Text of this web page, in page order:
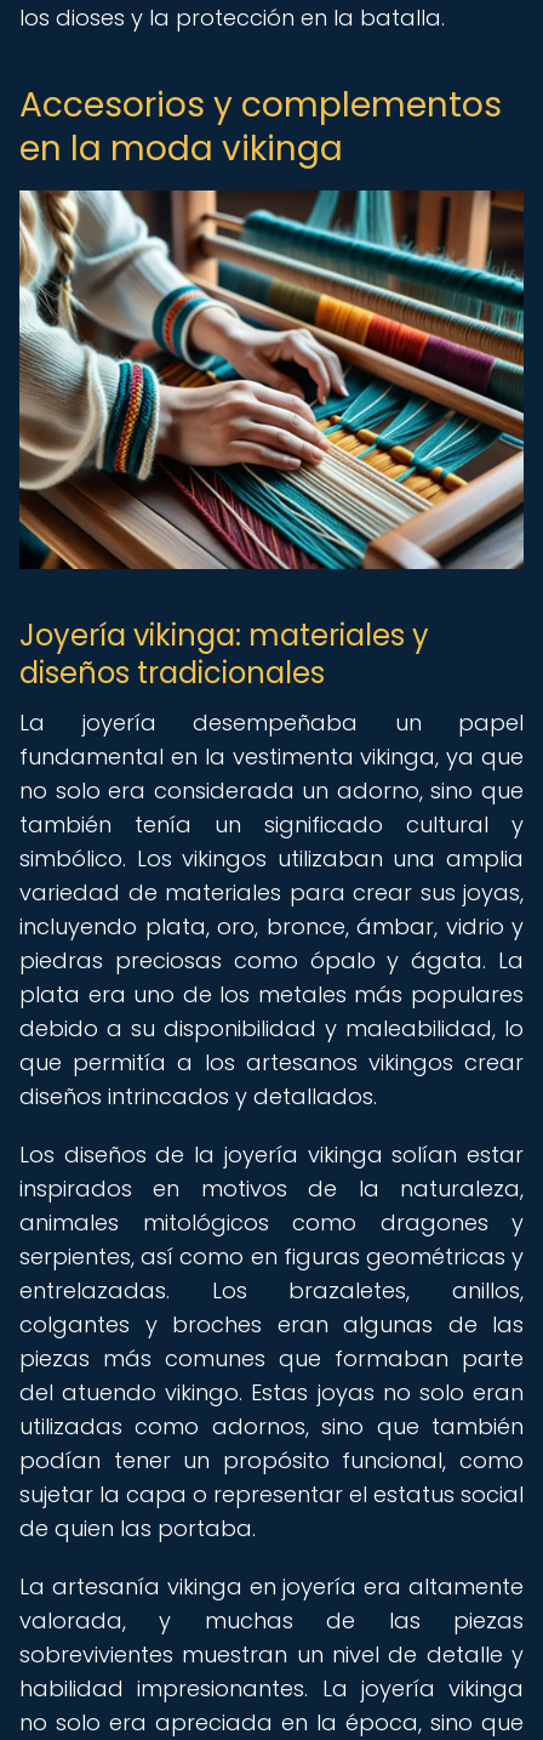
los dioses y la protección en la batalla.
Accesorios y complementos
en la moda vikinga
Joyería vikinga: materiales y
diseños tradicionales
La joyería desempeñaba un papel
fundamental en la vestimenta vikinga, ya que
no solo era considerada un adorno, sino que
también tenía un significado cultural y
simbólico. Los vikingos utilizaban una amplia
variedad de materiales para crear sus joyas,
incluyendo plata, oro, bronce, ámbar, vidrio y
piedras preciosas como ópalo y ágata. La
plata era uno de los metales más populares
debido a su disponibilidad y maleabilidad, lo
que permitía a los artesanos vikingos crear
diseños intrincados y detallados.
Los diseños de la joyería vikinga solían estar
inspirados en motivos de la naturaleza,
animales mitológicos como dragones y
serpientes, así como en figuras geométricas y
entrelazadas. Los brazaletes, anillos,
colgantes y broches eran algunas de las
piezas más comunes que formaban parte
del atuendo vikingo. Estas joyas no solo eran
utilizadas como adornos, sino que también
podían tener un propósito funcional, como
sujetar la capa o representar el estatus social
de quien las portaba.
La artesanía vikinga en joyería era altamente
valorada, y muchas de las piezas
sobrevivientes muestran un nivel de detalle y
habilidad impresionantes. La joyería vikinga
no solo era apreciada en la época, sino que